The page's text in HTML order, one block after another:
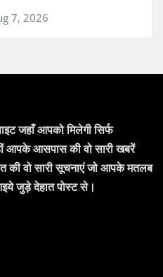
7, 2026
जहाँ आपको मिलेगी सिर्फ
आपके आसपास की वो सारी खबरें
की वो सारी सूचनाएं जो आपके मतलब
जुड़े देहात पोस्ट से।